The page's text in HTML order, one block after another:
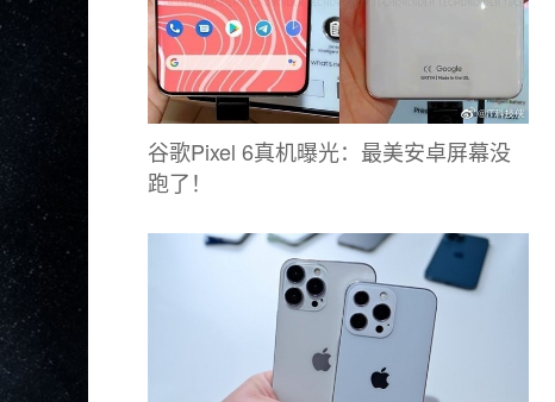
谷歌Pixel 6真机曝光：最美安卓屏幕没
跑了！